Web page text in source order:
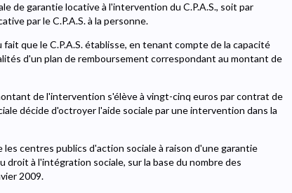
de garantie locative à l'intervention du C.P.A.S., soit par
par le C.P.A.S. à la personne.
que le C.P.A.S. établisse, en tenant compte de la capacité
d'un plan de remboursement correspondant au montant de
de l'intervention s'élève à vingt-cinq euros par contrat de
décide d'octroyer l'aide sociale par une intervention dans la
centres publics d'action sociale à raison d'une garantie
droit à l'intégration sociale, sur la base du nombre des
2009.